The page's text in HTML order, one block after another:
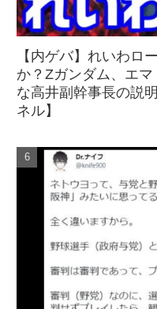
【内ゲバ】れいわロ
か？Zガンダム、エ
な高井副幹事長の説
ネル】